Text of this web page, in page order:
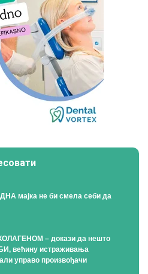
мајка не би смела себи да
– докази да нешто
већину истраживања
управо произвођачи